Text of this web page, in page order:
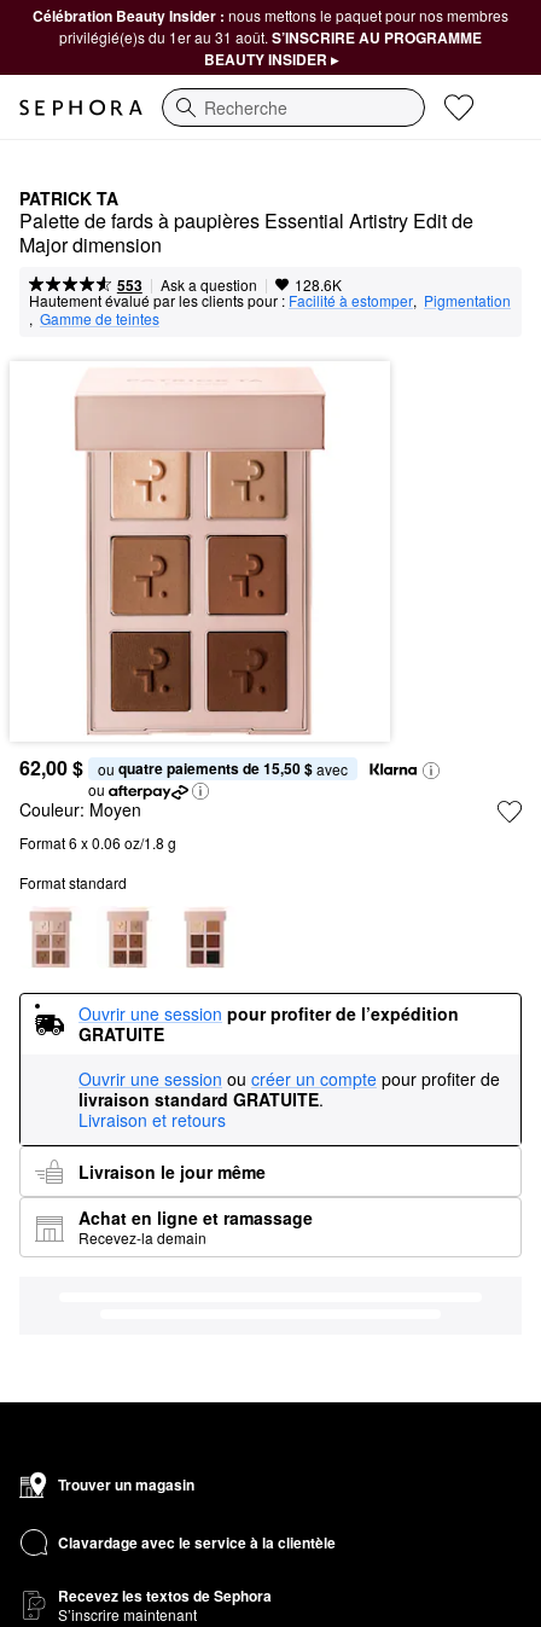
Célébration Beauty Insider : nous mettons le paquet pour nos membres
privilégié(e)s du 1er au 31 août. S’INSCRIRE AU PROGRAMME
BEAUTY INSIDER ▸
Recherche
PATRICK TA
Palette de fards à paupières Essential Artistry Edit de
Major dimension
553 | Ask a question | 128.6K
Hautement évalué par les clients pour : Facilité à estomper, Pigmentation
, Gamme de teintes
62,00 $ ou quatre paiements de 15,50 $ avec
ou
Couleur: Moyen
Format 6 x 0.06 oz/1.8 g
Format standard
Ouvrir une session pour profiter de l’expédition
GRATUITE
Ouvrir une session ou créer un compte pour profiter de
livraison standard GRATUITE.
Livraison et retours
Livraison le jour même
Achat en ligne et ramassage
Recevez-la demain
Trouver un magasin
Clavardage avec le service à la clientèle
Recevez les textos de Sephora
S’inscrire maintenant